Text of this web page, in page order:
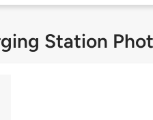
Station